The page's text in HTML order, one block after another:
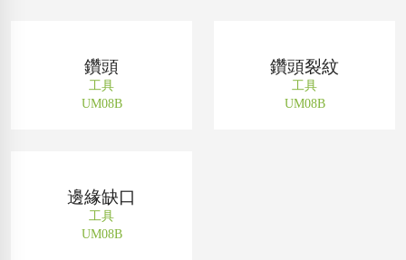
鑽頭
工具
UM08B
鑽頭裂紋
工具
UM08B
邊緣缺口
工具
UM08B